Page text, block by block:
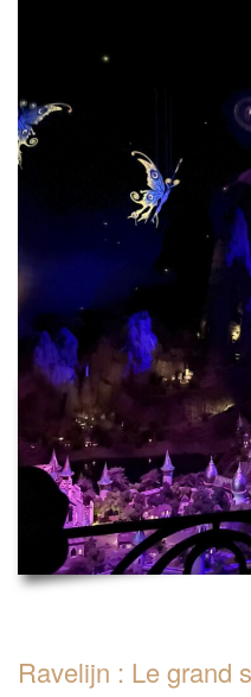
Ravelijn : Le grand